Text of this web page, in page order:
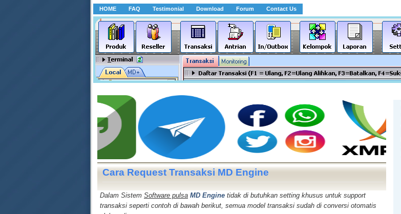
HOME FAQ Testimonial Download Forum Contact Us
Cara Request Transaksi MD Engine
Dalam Sistem Software pulsa MD Engine tidak di butuhkan setting khusus untuk support
transaksi seperti contoh di bawah berikut, semua model transaksi sudah di conversi otomatis